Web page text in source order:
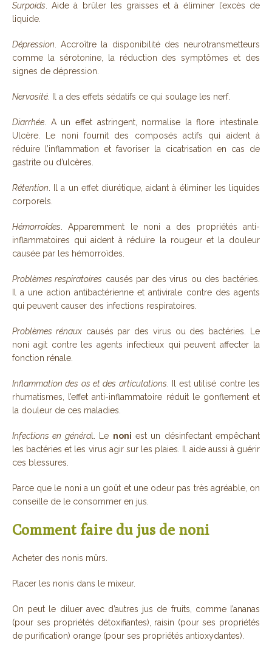
Surpoids . Aide à brûler les graisses et à éliminer l’excès de
liquide.
Dépression . Accroître la disponibilité des neurotransmetteurs
comme la sérotonine, la réduction des symptômes et des
signes de dépression.
Nervosité . Il a des effets sédatifs ce qui soulage les nerf.
Diarrhée . A un effet astringent, normalise la flore intestinale.
Ulcère. Le noni fournit des composés actifs qui aident à
réduire l’inflammation et favoriser la cicatrisation en cas de
gastrite ou d’ulcères.
Rétention . Il a un effet diurétique, aidant à éliminer les liquides
corporels.
Hémorroïdes . Apparemment le noni a des propriétés anti-
inflammatoires qui aident à réduire la rougeur et la douleur
causée par les hémorroïdes.
Problèmes respiratoires causés par des virus ou des bactéries.
Il a une action antibactérienne et antivirale contre des agents
qui peuvent causer des infections respiratoires.
Problèmes rénauxcausés par des virus ou des bactéries. Le
noni agit contre les agents infectieux qui peuvent affecter la
fonction rénale.
Inflammation des os et des articulations . Il est utilisé contre les
rhumatismes, l’effet anti-inflammatoire réduit le gonflement et
la douleur de ces maladies.
Infections en général. Le noni est un désinfectant empêchant
les bactéries et les virus agir sur les plaies. Il aide aussi à guérir
ces blessures.
Parce que le noni a un goût et une odeur pas très agréable, on
conseille de le consommer en jus.
Comment faire du jus de noni
Acheter des nonis mûrs.
Placer les nonis dans le mixeur.
On peut le diluer avec d’autres jus de fruits, comme l’ananas
(pour ses propriétés détoxifiantes), raisin (pour ses propriétés
de purification) orange (pour ses propriétés antioxydantes).